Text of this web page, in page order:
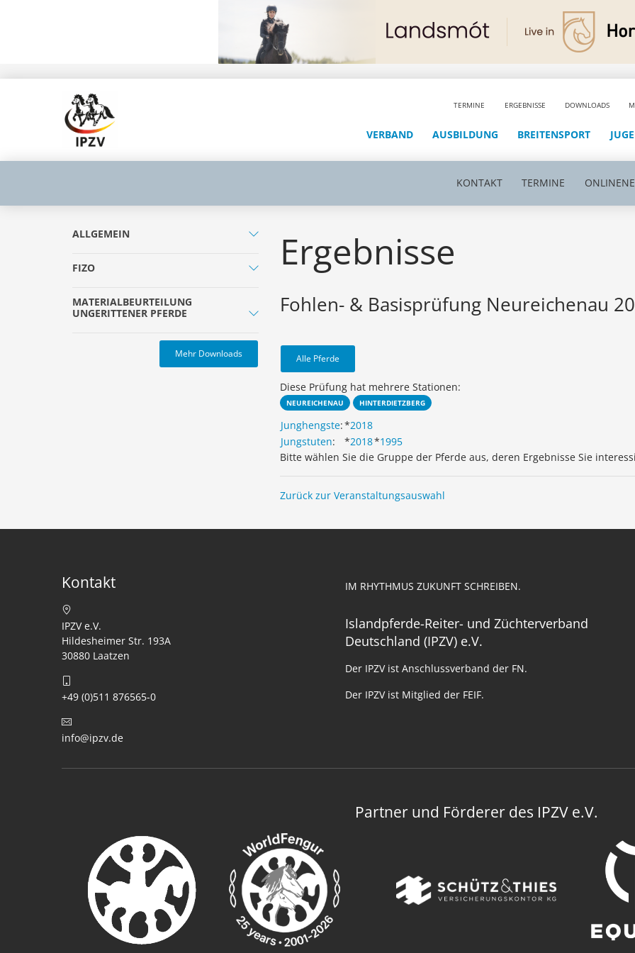
TERMINE ERGEBNISSE DOWNLOADS
VERBAND AUSBILDUNG BREITENSPORT
KONTAKT TERMINE
ALLGEMEIN
FIZO
MATERIALBEURTEILUNG
UNGERITTENER PFERDE
Mehr Downloads
Ergebnisse
Fohlen- & Basisprüfung Neureichenau
Alle Pferde
Diese Prüfung hat mehrere Stationen:
NEUREICHENAU HINTERDIETZBERG
Junghengste:*2018
Jungstuten: *2018*1995
Bitte wählen Sie die Gruppe der Pferde aus, deren Ergebnisse Sie
Zurück zur Veranstaltungsauswahl
Kontakt
IPZV e.V.
Hildesheimer Str. 193A
30880 Laatzen
+49 (0)511 876565-0
info@ipzv.de
IM RHYTHMUS ZUKUNFT SCHREIBEN.
Islandpferde-Reiter- und Züchterverband
Deutschland (IPZV) e.V.
Der IPZV ist Anschlussverband der FN.
Der IPZV ist Mitglied der FEIF.
Partner und Förderer des IPZV e.V.